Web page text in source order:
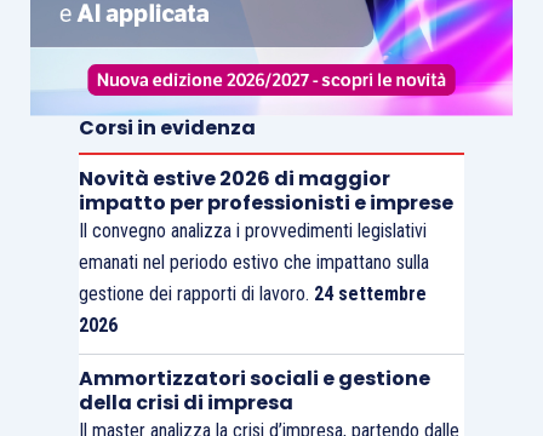
Corsi in evidenza
Novità estive 2026 di maggior
impatto per professionisti e imprese
Il convegno analizza i provvedimenti legislativi
emanati nel periodo estivo che impattano sulla
gestione dei rapporti di lavoro. 24 settembre
2026
Ammortizzatori sociali e gestione
della crisi di impresa
Il master analizza la crisi d’impresa, partendo dalle